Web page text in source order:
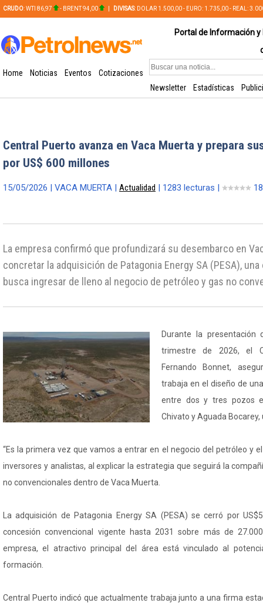
CRUDO: WTI 86,97 - BRENT 94,00 DIVISAS: DOLAR 1.500,00 - EURO: 1.735,00 - REAL:
Portal de Información
Home Noticias Eventos
Cotizaciones
Newsletter
Estadísticas
Central Puerto avanza en Vaca Muerta y prepara
por US$ 600 millones
15/05/2026 | VACA MUERTA | Actualidad | 1283 lecturas |
La empresa confirmó que profundizará su desembarco en
concretar la adquisición de Patagonia Energy SA (PESA),
busca ingresar de lleno al negocio de petróleo y gas no
Durante la presentación
trimestre de 2026, el
Fernando Bonnet,
trabaja en el diseño de
entre dos y tres pozos
Chivato y Aguada
“Es la primera vez que vamos a entrar en el negocio del petróleo y
inversores y analistas, al explicar la estrategia que seguirá la
no convencionales dentro de Vaca Muerta.
La adquisición de Patagonia Energy SA (PESA) se cerró por
concesión convencional vigente hasta 2031 sobre más de
empresa, el atractivo principal del área está vinculado al
formación.
Central Puerto indicó que actualmente trabaja junto a una firma